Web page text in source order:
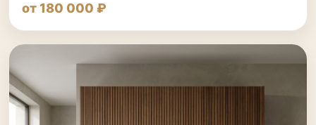
от 180 000 ₽